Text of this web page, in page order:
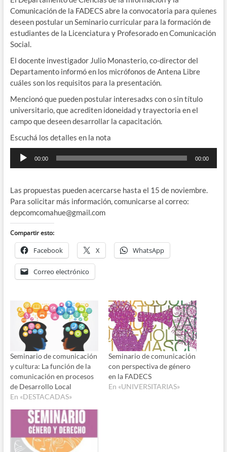
Comunicación de la FADECS abre la convocatoria para quienes
deseen postular un Seminario curricular para la formación de
estudiantes de la Licenciatura y Profesorado en Comunicación
Social.
El docente investigador Julio Monasterio, co-director del
Departamento informó en los micrófonos de Antena Libre
cuáles son los requisitos para la presentación.
Mencionó que pueden postular interesadxs con o sin título
universitario, que acrediten idoneidad y trayectoria en el
campo que deseen desarrollar la capacitación.
Escuchá los detalles en la nota
Reproductor
00:00 00:00
Las propuestas pueden acercarse hasta el 15 de noviembre.
Para solicitar más información, comunicarse al correo:
depcomcomahue@gmail.com
Compartir esto:
Facebook X WhatsApp
Correo electrónico
Seminario de comunicación
y cultura: La función de la
comunicación en procesos
de Desarrollo Local
En «DESTACADAS»
Seminario de comunicación
con perspectiva de género
en la FADECS
En «UNIVERSITARIAS»